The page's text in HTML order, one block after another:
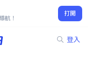
航！
打開
登入